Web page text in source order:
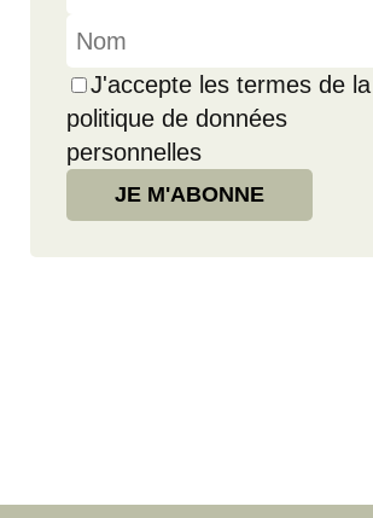
J'accepte les termes de la
politique de données
personnelles